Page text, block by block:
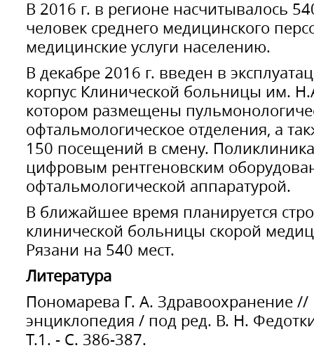
В 2016 г. в регионе насчитывалось
человек среднего медицинского
медицинские услуги населению.
В декабре 2016 г. введен в
корпус Клинической больницы им.
котором размещены
офтальмологическое отделения, а
150 посещений в смену.
цифровым рентгеновским
офтальмологической аппаратурой.
В ближайшее время планируется
клинической больницы скорой
Рязани на 540 мест.
Литература
Пономарева Г. А. Здравоохранение //
энциклопедия / под ред. В. Н.
Т.1. - С. 386-387.